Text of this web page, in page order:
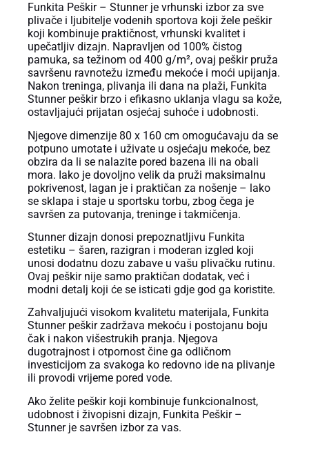
Funkita Peškir – Stunner je vrhunski izbor za sve
plivače i ljubitelje vodenih sportova koji žele peškir
koji kombinuje praktičnost, vrhunski kvalitet i
upečatljiv dizajn. Napravljen od 100% čistog
pamuka, sa težinom od 400 g/m², ovaj peškir pruža
savršenu ravnotežu između mekoće i moći upijanja.
Nakon treninga, plivanja ili dana na plaži, Funkita
Stunner peškir brzo i efikasno uklanja vlagu sa kože,
ostavljajući prijatan osjećaj suhoće i udobnosti.
Njegove dimenzije 80 x 160 cm omogućavaju da se
potpuno umotate i uživate u osjećaju mekoće, bez
obzira da li se nalazite pored bazena ili na obali
mora. Iako je dovoljno velik da pruži maksimalnu
pokrivenost, lagan je i praktičan za nošenje – lako
se sklapa i staje u sportsku torbu, zbog čega je
savršen za putovanja, treninge i takmičenja.
Stunner dizajn donosi prepoznatljivu Funkita
estetiku – šaren, razigran i moderan izgled koji
unosi dodatnu dozu zabave u vašu plivačku rutinu.
Ovaj peškir nije samo praktičan dodatak, već i
modni detalj koji će se isticati gdje god ga koristite.
Zahvaljujući visokom kvalitetu materijala, Funkita
Stunner peškir zadržava mekoću i postojanu boju
čak i nakon višestrukih pranja. Njegova
dugotrajnost i otpornost čine ga odličnom
investicijom za svakoga ko redovno ide na plivanje
ili provodi vrijeme pored vode.
Ako želite peškir koji kombinuje funkcionalnost,
udobnost i živopisni dizajn, Funkita Peškir –
Stunner je savršen izbor za vas.